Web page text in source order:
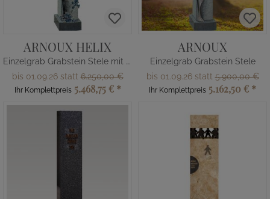
ARNOUX HELIX
Einzelgrab Grabstein Stele mit Bronze
bis 01.09.26 statt6.250,00 €
Ihr Komplettpreis 5.468,75 € *
ARNOUX
Einzelgrab Grabstein Stele
bis 01.09.26 statt5.900,00 €
Ihr Komplettpreis 5.162,50 € *